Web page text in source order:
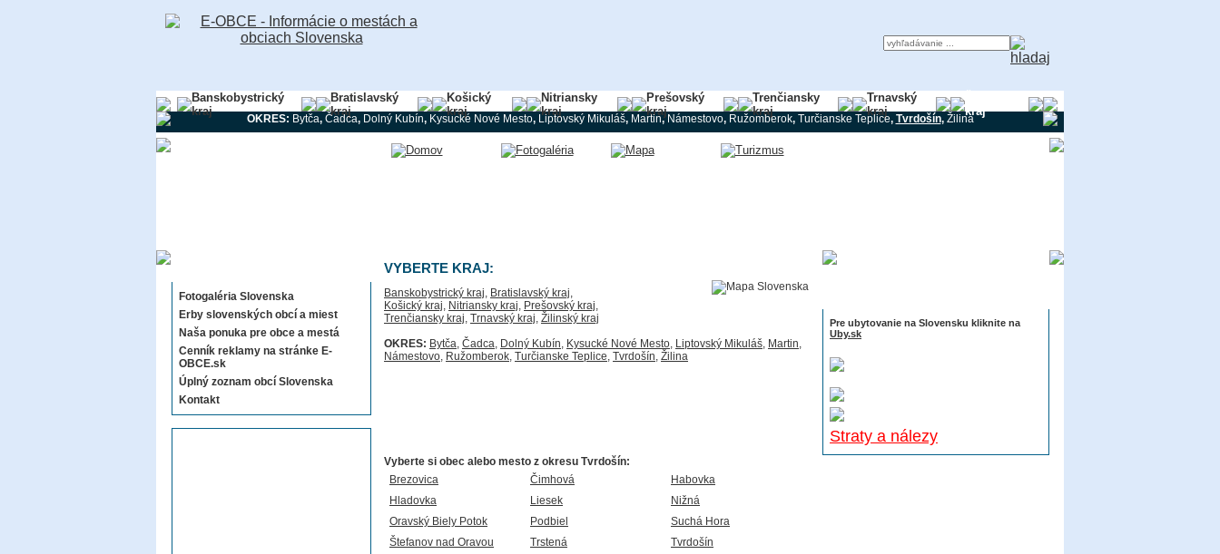
Banskobystrický
kraj
Bratislavský
kraj
Košický
kraj
Nitriansky
kraj
Prešovský
kraj
Trenčiansky
kraj
Trnavský
kraj
kraj
OKRES: Bytča, Čadca, Dolný Kubín, Kysucké Nové Mesto, Liptovský Mikuláš, Martin, Námestovo, Ružomberok, Turčianske Teplice, Tvrdošín, Žilina
Fotogaléria Slovenska
Erby slovenských obcí a miest
Naša ponuka pre obce a mestá
Cenník reklamy na stránke E-
OBCE.sk
Úplný zoznam obcí Slovenska
Kontakt
VYBERTE KRAJ:
Banskobystrický kraj, Bratislavský kraj,
Košický kraj, Nitriansky kraj, Prešovský kraj,
Trenčiansky kraj, Trnavský kraj, Žilinský kraj
OKRES: Bytča, Čadca, Dolný Kubín, Kysucké Nové Mesto, Liptovský Mikuláš, Martin,
Námestovo, Ružomberok, Turčianske Teplice, Tvrdošín, Žilina
Vyberte si obec alebo mesto z okresu Tvrdošín:
Brezovica
Čimhová
Habovka
Hladovka
Liesek
Nižná
Oravský Biely Potok
Podbiel
Suchá Hora
Štefanov nad Oravou
Trstená
Tvrdošín
Pre ubytovanie na Slovensku kliknite na
Uby.sk
Straty a nálezy